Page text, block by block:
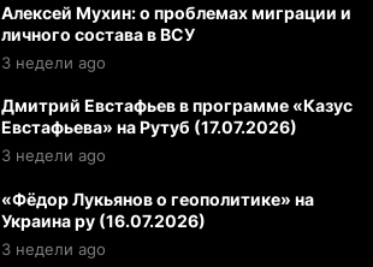
Алексей Мухин: о проблемах миграции и
личного состава в ВСУ
3 недели ago
Дмитрий Евстафьев в программе «Казус
Евстафьева» на Рутуб (17.07.2026)
3 недели ago
«Фёдор Лукьянов о геополитике» на
Украина ру (16.07.2026)
3 недели ago